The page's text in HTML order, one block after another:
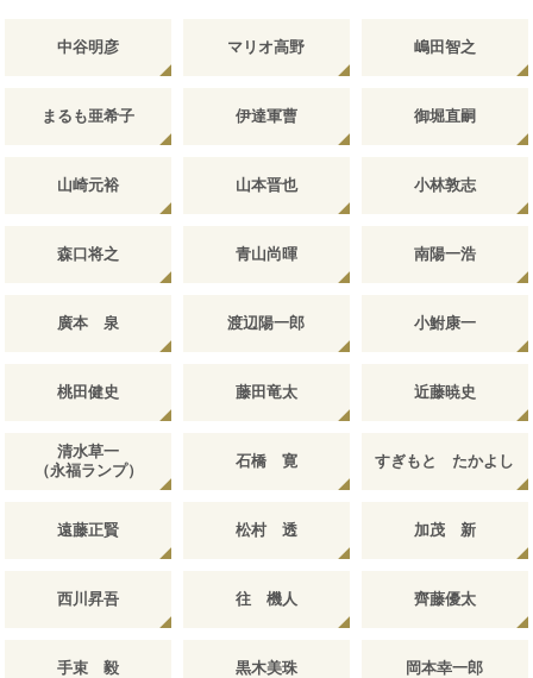
中谷明彦 マリオ高野 嶋田智之
まるも亜希子 伊達軍曹 御堀直嗣
山崎元裕 山本晋也 小林敦志
森口将之 青山尚暉 南陽一浩
廣本 泉 渡辺陽一郎 小鮒康一
桃田健史 藤田竜太 近藤暁史
清水草一
（永福ランプ）
石橋 寛 すぎもと たかよし
遠藤正賢 松村 透 加茂 新
西川昇吾 往 機人 齊藤優太
手束 毅 黒木美珠 岡本幸一郎